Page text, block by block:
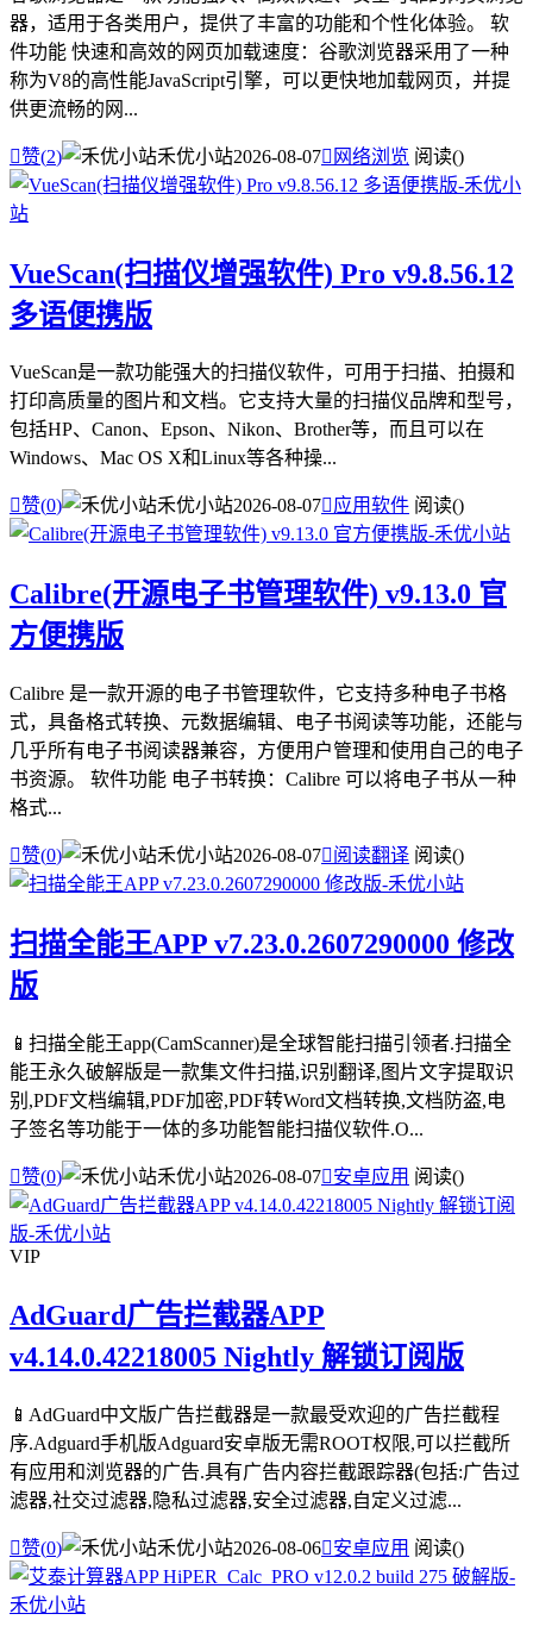
器，适用于各类用户，提供了丰富的功能和个性化体验。 软
件功能 快速和高效的网页加载速度：谷歌浏览器采用了一种
称为V8的高性能JavaScript引擎，可以更快地加载网页，并提
供更流畅的网...
赞(2) 禾优小站2026-08-07 网络浏览 阅读()
VueScan(扫描仪增强软件) Pro v9.8.56.12
多语便携版
VueScan是一款功能强大的扫描仪软件，可用于扫描、拍摄和
打印高质量的图片和文档。它支持大量的扫描仪品牌和型号，
包括HP、Canon、Epson、Nikon、Brother等，而且可以在
Windows、Mac OS X和Linux等各种操...
赞(0) 禾优小站2026-08-07应用软件 阅读()
Calibre(开源电子书管理软件) v9.13.0 官
方便携版
Calibre 是一款开源的电子书管理软件，它支持多种电子书格
式，具备格式转换、元数据编辑、电子书阅读等功能，还能与
几乎所有电子书阅读器兼容，方便用户管理和使用自己的电子
书资源。 软件功能 电子书转换：Calibre 可以将电子书从一种
格式...
赞(0) 禾优小站2026-08-07阅读翻译 阅读()
扫描全能王APP v7.23.0.2607290000 修改
版
📱扫描全能王app(CamScanner)是全球智能扫描引领者.扫描全
能王永久破解版是一款集文件扫描,识别翻译,图片文字提取识
别,PDF文档编辑,PDF加密,PDF转Word文档转换,文档防盗,电
子签名等功能于一体的多功能智能扫描仪软件.O...
赞(0) 禾优小站2026-08-07安卓应用 阅读()
VIP
AdGuard广告拦截器APP
v4.14.0.42218005 Nightly 解锁订阅版
📱AdGuard中文版广告拦截器是一款最受欢迎的广告拦截程
序.Adguard手机版Adguard安卓版无需ROOT权限,可以拦截所
有应用和浏览器的广告.具有广告内容拦截跟踪器(包括:广告过
滤器,社交过滤器,隐私过滤器,安全过滤器,自定义过滤...
赞(0) 禾优小站2026-08-06安卓应用 阅读()